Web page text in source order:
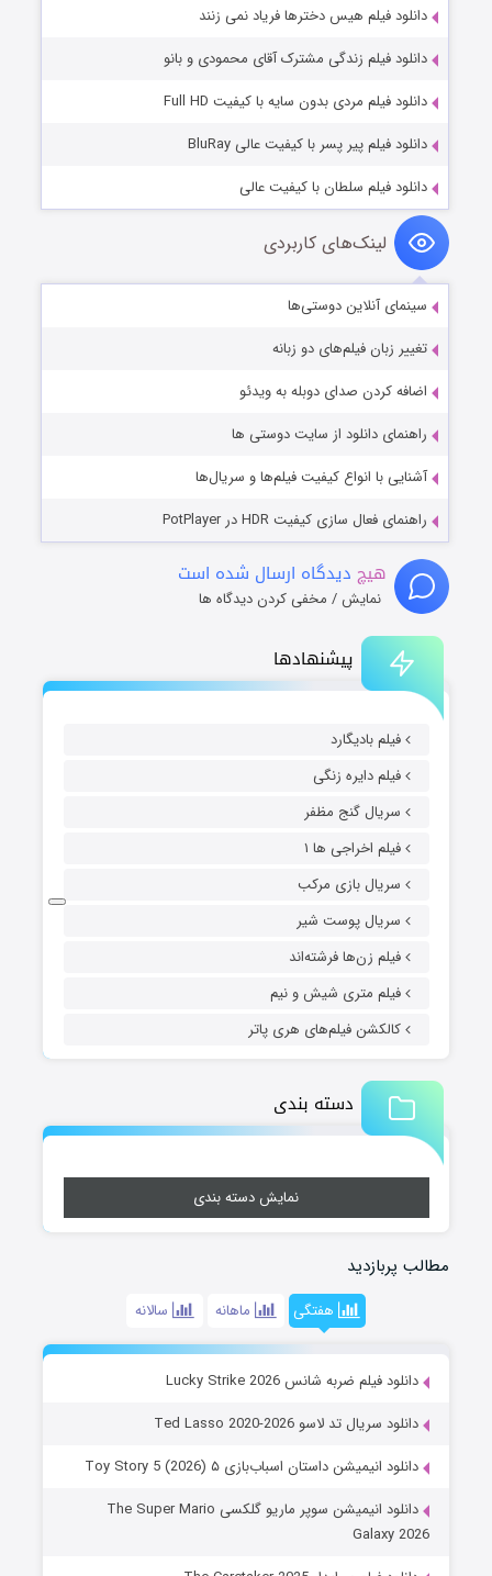
پیشنهادها
فیلم بادیگارد
فیلم دایره زنگی
سریال گنج مظفر
فیلم اخراجی ها ۱
سریال بازی مرکب
سریال پوست شیر
فیلم زن‌ها فرشته‌اند
فیلم متری شیش و نیم
کالکشن فیلم‌های هری پاتر
دسته بندی
نمایش دسته بندی
مطالب پربازدید
هفتگی ماهانه سالانه
دانلود فیلم ضربه شانس Lucky Strike 2026
دانلود سریال تد لاسو Ted Lasso 2020-2026
دانلود انیمیشن داستان اسباب‌بازی ۵ Toy Story 5 (2026)
دانلود انیمیشن سوپر ماریو گلکسی The Super Mario
Galaxy 2026
دانلود فیلم هیس دخترها فریاد نمی زنند
دانلود فیلم زندگی مشترک آقای محمودی و بانو
دانلود فیلم مردی بدون سایه با کیفیت Full HD
دانلود فیلم پیر پسر با کیفیت عالی BluRay
دانلود فیلم سلطان با کیفیت عالی
لینک‌های کاربردی
سینمای آنلاین دوستی‌ها
تغییر زبان فیلم‌های دو زبانه
اضافه کردن صدای دوبله به ویدئو
راهنمای دانلود از سایت دوستی ها
آشنایی با انواع کیفیت فیلم‌ها و سریال‌ها
راهنمای فعال سازی کیفیت HDR در PotPlayer
هیچ دیدگاه ارسال شده است
نمایش / مخفی کردن دیدگاه ها